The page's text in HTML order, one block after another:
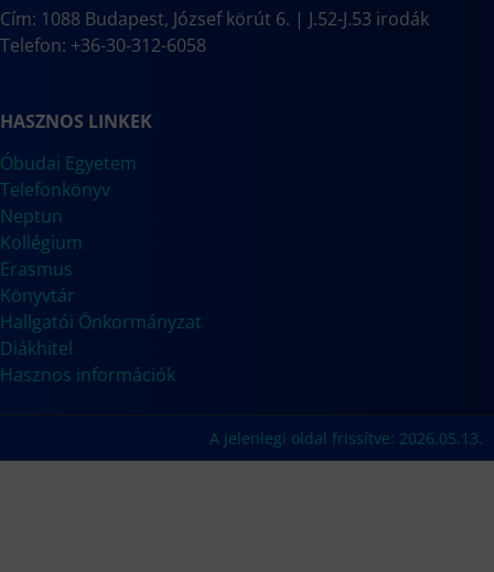
Cím: 1088 Budapest, József körút 6. | J.52-J.53 irodák
Telefon: +36-30-312-6058
HASZNOS LINKEK
Óbudai Egyetem
Telefonkönyv
Neptun
Kollégium
Erasmus
Könyvtár
Hallgatói Önkormányzat
Diákhitel
Hasznos információk
A jelenlegi oldal frissítve: 2026.05.13.